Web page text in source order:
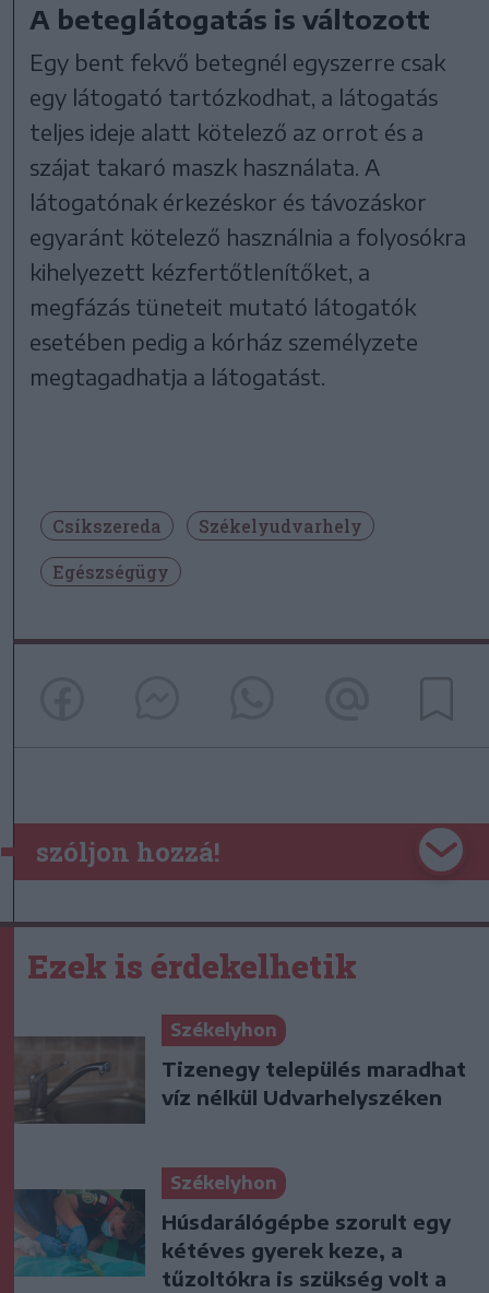
A beteglátogatás is változott
Egy bent fekvő betegnél egyszerre csak
egy látogató tartózkodhat, a látogatás
teljes ideje alatt kötelező az orrot és a
szájat takaró maszk használata. A
látogatónak érkezéskor és távozáskor
egyaránt kötelező használnia a folyosókra
kihelyezett kézfertőtlenítőket, a
megfázás tüneteit mutató látogatók
esetében pedig a kórház személyzete
megtagadhatja a látogatást.
Csíkszereda
Székelyudvarhely
Egészségügy
szóljon hozzá!
Ezek is érdekelhetik
Székelyhon
Tizenegy település maradhat
víz nélkül Udvarhelyszéken
Székelyhon
Húsdarálógépbe szorult egy
kétéves gyerek keze, a
tűzoltókra is szükség volt a